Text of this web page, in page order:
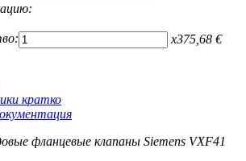
x375,68 €
кратко
фланцевые клапаны Siemens VXF41